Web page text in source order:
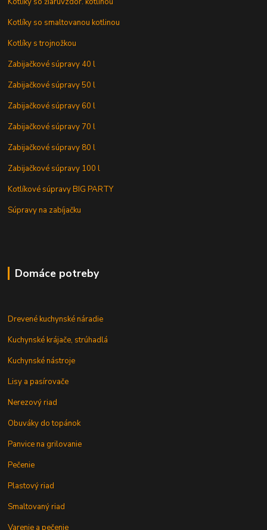
Kotlíky so smaltovanou kotlinou
Kotlíky s trojnožkou
Zabijačkové súpravy 40 l
Zabijačkové súpravy 50 l
Zabijačkové súpravy 60 l
Zabijačkové súpravy 70 l
Zabijačkové súpravy 80 l
Zabijačkové súpravy 100 l
Kotlíkové súpravy BIG PARTY
Súpravy na zabíjačku
Domáce potreby
Drevené kuchynské náradie
Kuchynské krájače, strúhadlá
Kuchynské nástroje
Lisy a pasírovače
Nerezový riad
Obuváky do topánok
Panvice na grilovanie
Pečenie
Plastový riad
Smaltovaný riad
Varenie a pečenie